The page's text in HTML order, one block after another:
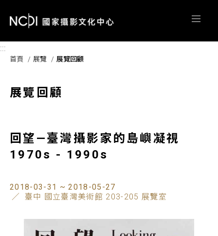
:::
首頁 展覽 展覽回顧
展覽回顧
回望—臺灣攝影家的島嶼凝視
1970s - 1990s
2018-03-31 ~ 2018-05-27
臺中 國立臺灣美術館 203-205 展覽室